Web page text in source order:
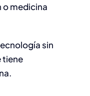
medicina
sin
tiene